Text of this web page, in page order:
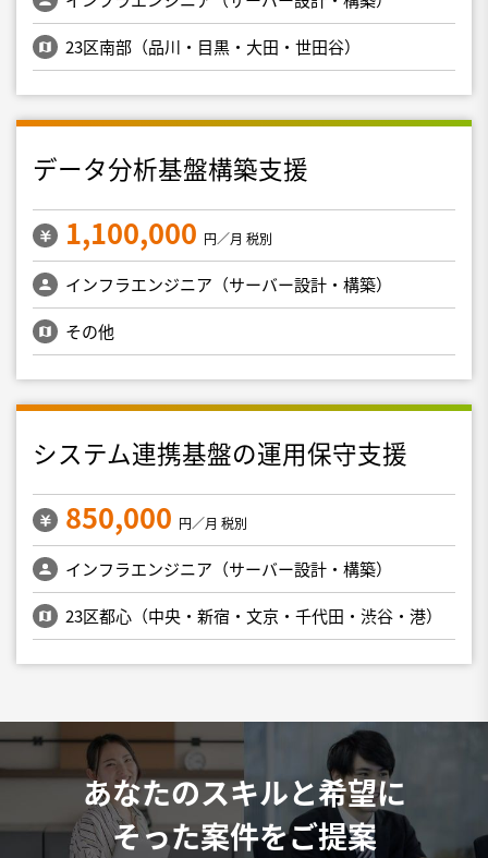
23区南部（品川・目黒・大田・世田谷）
データ分析基盤構築支援
1,100,000 円／月 税別
インフラエンジニア（サーバー設計・構築）
その他
システム連携基盤の運用保守支援
850,000 円／月 税別
インフラエンジニア（サーバー設計・構築）
23区都心（中央・新宿・文京・千代田・渋谷・港）
あなたのスキルと希望に
そった案件をご提案